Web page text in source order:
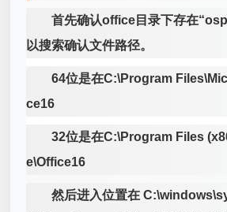
首先确认office目录下存在
以搜索确认文件路径。
64位是在C:\Program
ce16
32位是在C:\Program Files
e\Office16
然后进入位置在